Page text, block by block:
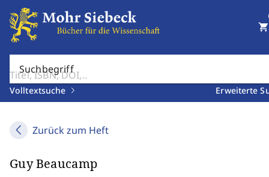
Suchbegriff
Volltextsuche Erweiterte
shopping_cart
Zurück zum Heft
Guy Beaucamp